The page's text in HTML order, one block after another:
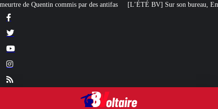
[L’ÉTÉ BV] Sur son bureau, Emmanuel Macron a posé le livre